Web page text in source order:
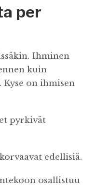
per
Ihminen
kuin
on ihmisen
pyrkivät
edellisiä.
osallistuu